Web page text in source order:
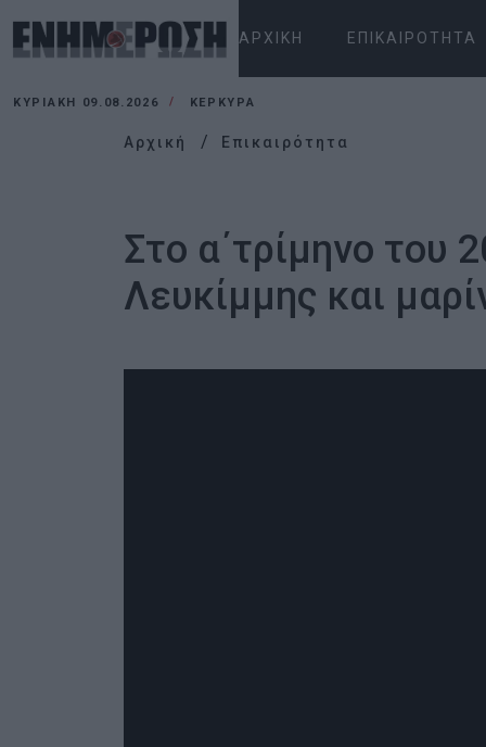
ΑΡΧΙΚΉ ΕΠΙΚΑΙΡΌΤΗΤΑ
ΚΥΡΙΑΚΉ 09.08.2026 ΚΕΡΚΥΡΑ
Αρχική Επικαιρότητα
Στο α΄τρίμηνο του
Λευκίμμης και